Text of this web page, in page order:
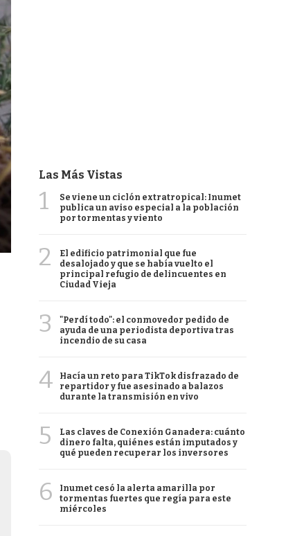
Las Más Vistas
1
Se viene un ciclón extratropical: Inumet
publica un aviso especial a la población
por tormentas y viento
2
El edificio patrimonial que fue
desalojado y que se había vuelto el
principal refugio de delincuentes en
Ciudad Vieja
3
"Perdí todo": el conmovedor pedido de
ayuda de una periodista deportiva tras
incendio de su casa
4
Hacía un reto para TikTok disfrazado de
repartidor y fue asesinado a balazos
durante la transmisión en vivo
5
Las claves de Conexión Ganadera: cuánto
dinero falta, quiénes están imputados y
qué pueden recuperar los inversores
6
Inumet cesó la alerta amarilla por
tormentas fuertes que regía para este
miércoles